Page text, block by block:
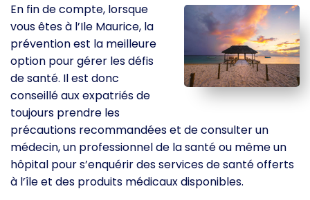
En fin de compte, lorsque
vous êtes à l’Ile Maurice, la
prévention est la meilleure
option pour gérer les défis
de santé. Il est donc
conseillé aux expatriés de
toujours prendre les
précautions recommandées et de consulter un
médecin, un professionnel de la santé ou même un
hôpital pour s’enquérir des services de santé offerts
à l’île et des produits médicaux disponibles.